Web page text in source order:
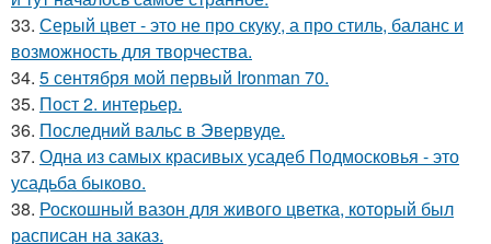
33. Серый цвет - это не про скуку, а про стиль, баланс и
возможность для творчества.
34. 5 сентября мой первый Ironman 70.
35. Пост 2. интерьер.
36. Последний вальс в Эвервуде.
37. Одна из самых красивых усадеб Подмосковья - это
усадьба быково.
38. Роскошный вазон для живого цветка, который был
расписан на заказ.